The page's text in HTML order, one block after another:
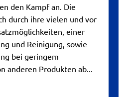
den Kampf an. Die
durch ihre vielen und vor
einer
und Reinigung, sowie
bei geringem
anderen Produkten ab...